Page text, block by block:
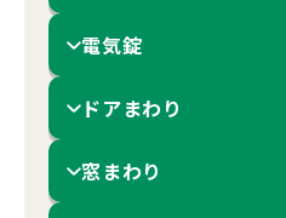
電気錠
ドアまわり
窓まわり